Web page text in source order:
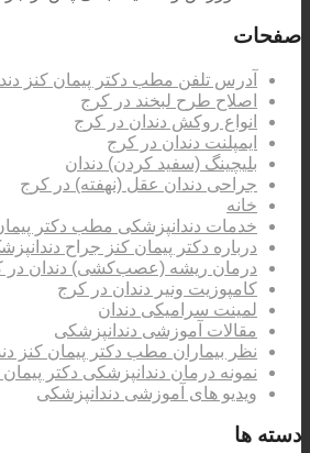
صفحات
آدرس تلفن مطب دکتر پیمان کنز
اصلاح طرح لبخند در کرج
انواع روکش دندان در کرج
ایمپلنت دندان در کرج
بلیچینگ (سفید کردن) دندان
جراحی دندان عقل (نهفته) در کرج
خانه
خدمات دندانپزشکی مطب دکتر
درباره دکتر پیمان کنز جراح
درمان ریشه (عصب‌کشی) دندان در
کامپوزیت ونیر دندان در کرج
لمینت سرامیکی دندان
مقالات آموزشی دندانپزشکی
نظر بیماران مطب دکتر پیمان کنز
نمونه درمان دندانپزشکی دکتر پیمان
ویدیو های آموزشی دندانپزشکی
دسته ها